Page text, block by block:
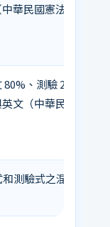
華民國憲法概要
、測驗 20%）
文（中華民國憲法
和測驗式之混合題型